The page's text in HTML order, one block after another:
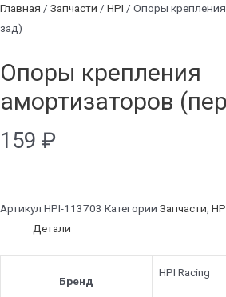
Главная / Запчасти / HPI / Опоры
зад)
Опоры крепления
амортизаторов
159 ₽
Артикул HPI-113703 Категории Запчасти,
Детали
Бренд
HPI Racing